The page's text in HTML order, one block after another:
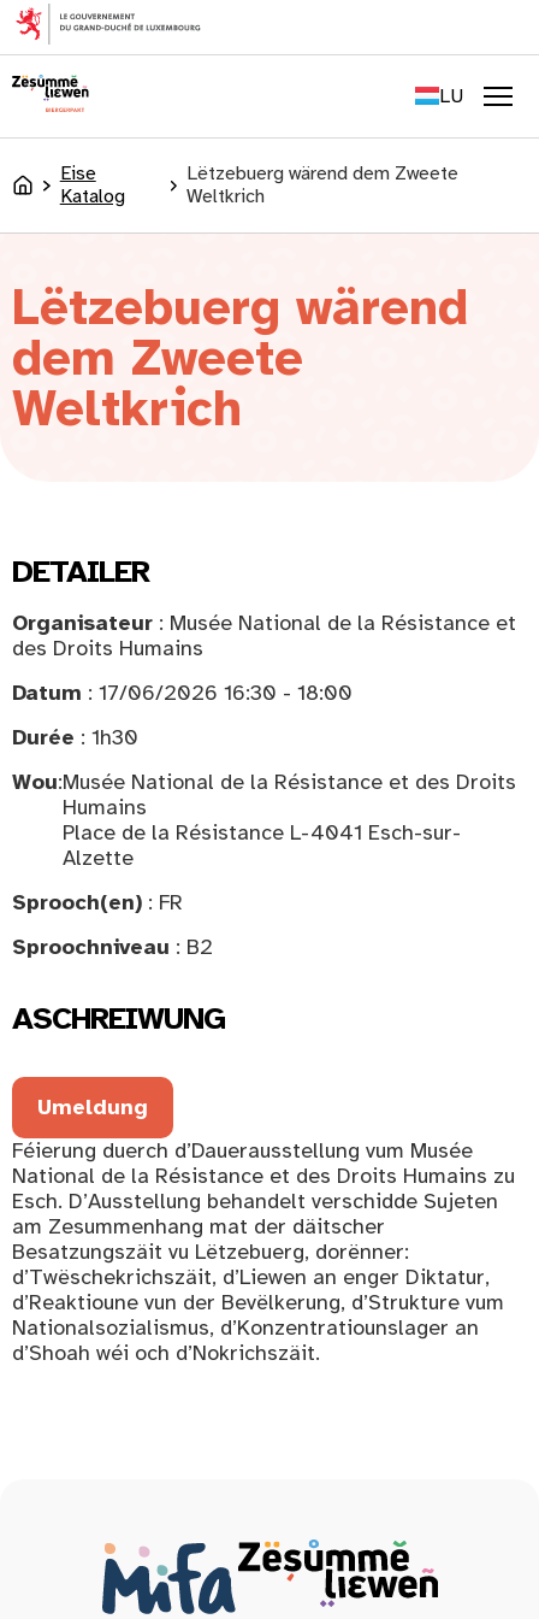
content
LU
DE
Accueil
Eise
Katalog
Lëtzebuerg wärend dem Zweete
Weltkrich
Lëtzebuerg wärend
dem Zweete
Weltkrich
DETAILER
Organisateur : Musée National de la Résistance et
des Droits Humains
Datum : 17/06/2026 16:30 - 18:00
Durée : 1h30
Wou:Musée National de la Résistance et des Droits
Humains
Place de la Résistance L-4041 Esch-sur-
Alzette
Sprooch(en) : FR
Sproochniveau : B2
ASCHREIWUNG
Umeldung
Féierung duerch d’Dauerausstellung vum Musée
National de la Résistance et des Droits Humains zu
Esch. D’Ausstellung behandelt verschidde Sujeten
am Zesummenhang mat der däitscher
Besatzungszäit vu Lëtzebuerg, dorënner:
d’Twëschekrichszäit, d’Liewen an enger Diktatur,
d’Reaktioune vun der Bevëlkerung, d’Strukture vum
Nationalsozialismus, d’Konzentratiounslager an
d’Shoah wéi och d’Nokrichszäit.